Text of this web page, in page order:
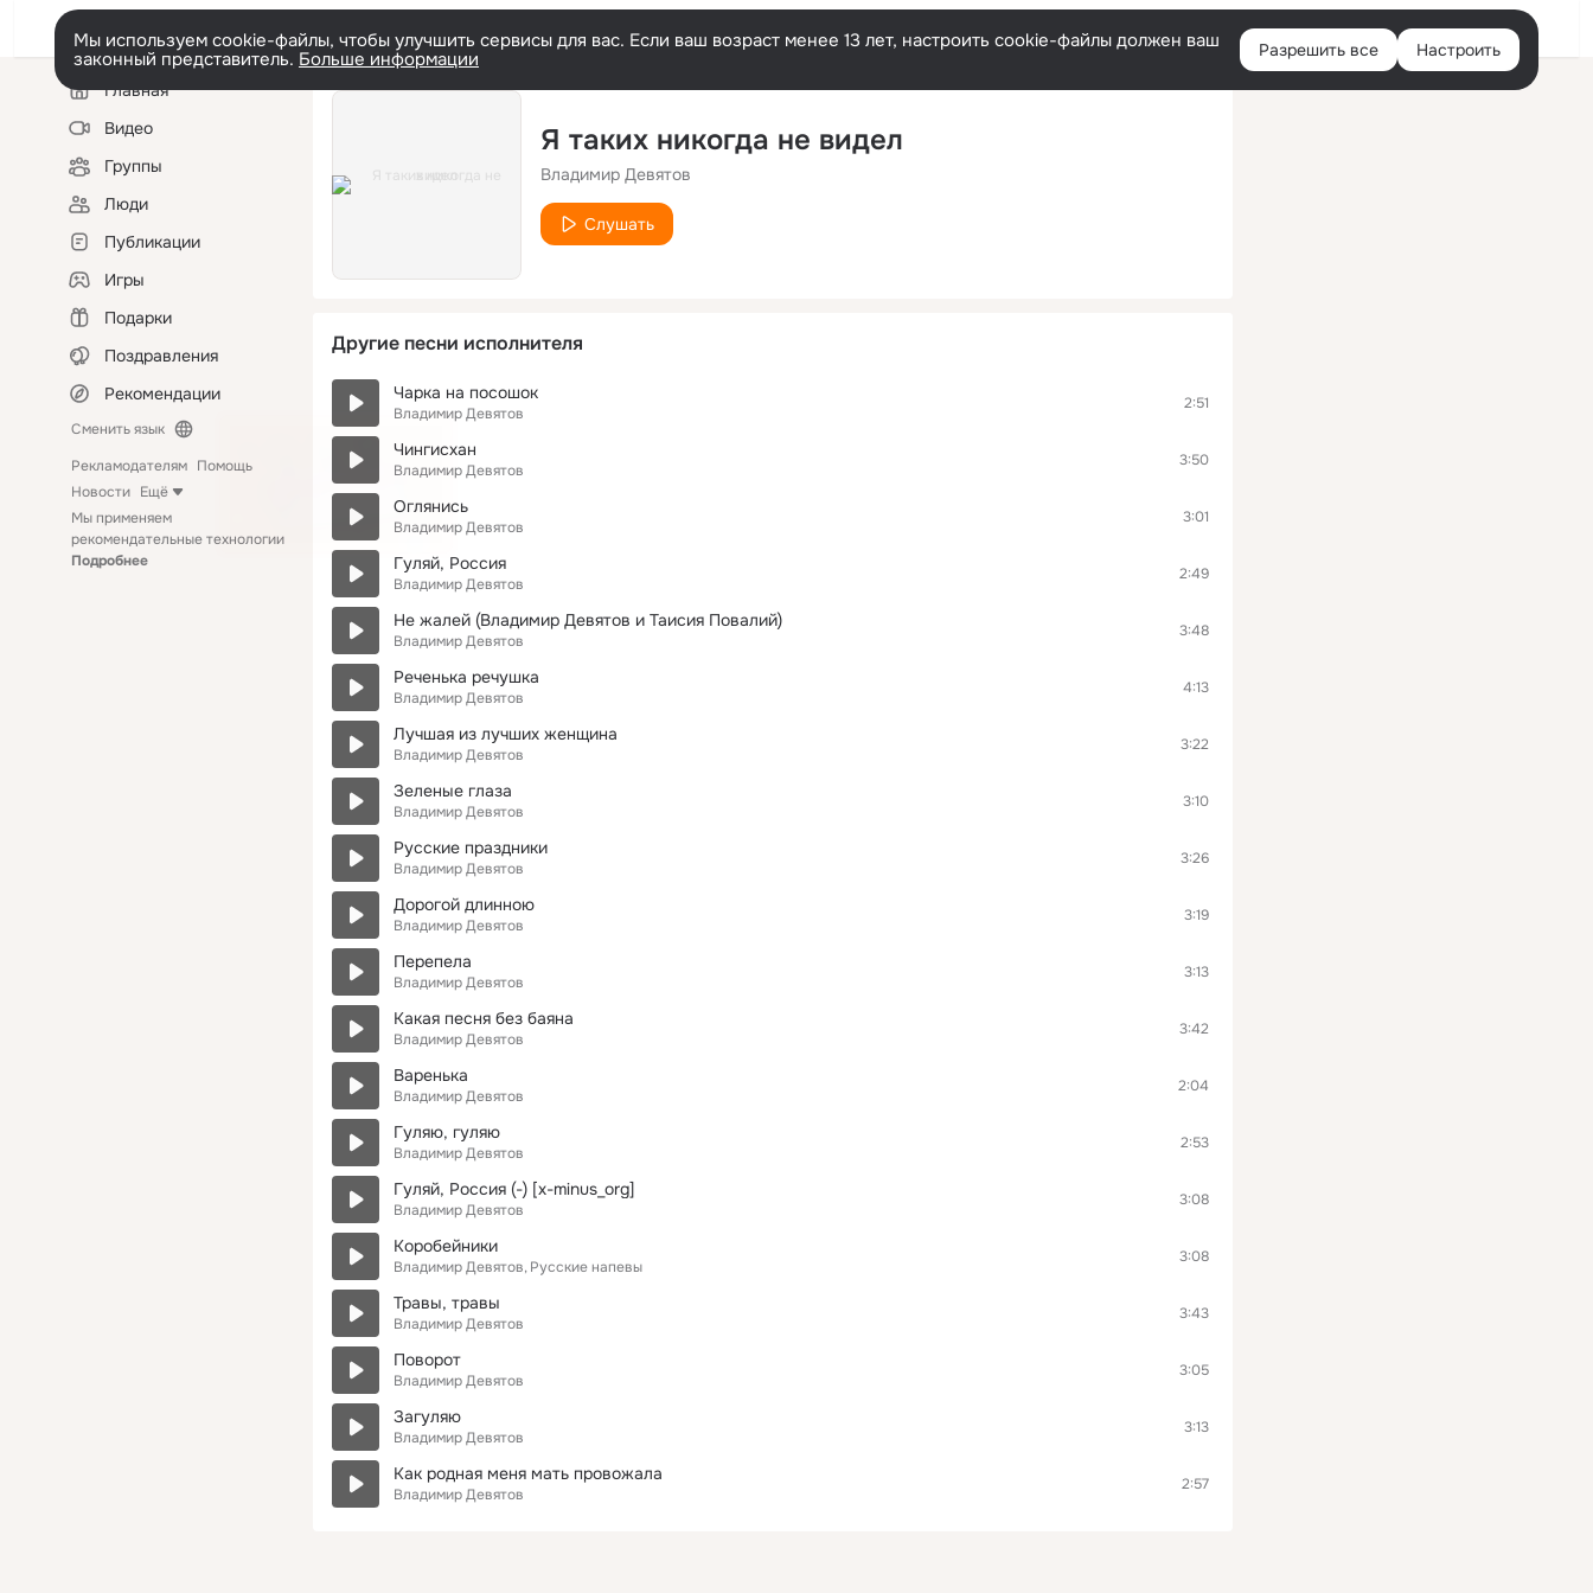
Войти
Мы используем cookie-файлы, чтобы улучшить сервисы для вас. Если ваш возраст менее 13 лет, настроить cookie-файлы должен ваш
законный представитель. Больше информации Разрешить все Настроить
Левая
колонкаГлавная
Видео
Группы
Люди
Публикации
Игры
Подарки
Поздравления
Рекомендации
Сменить язык
Рекламодателям Помощь
Новости Ещё
Мы применяем
рекомендательные технологии
Подробнее
Я таких никогда не видел
Владимир Девятов
Слушать
Другие песни исполнителя
Чарка на посошок
Владимир Девятов
2:51
Чингисхан
Владимир Девятов
3:50
Оглянись
Владимир Девятов
3:01
Гуляй, Россия
Владимир Девятов
2:49
Не жалей (Владимир Девятов и Таисия Повалий)
Владимир Девятов
3:48
Реченька речушка
Владимир Девятов
4:13
Лучшая из лучших женщина
Владимир Девятов
3:22
Зеленые глаза
Владимир Девятов
3:10
Русские праздники
Владимир Девятов
3:26
Дорогой длинною
Владимир Девятов
3:19
Перепела
Владимир Девятов
3:13
Какая песня без баяна
Владимир Девятов
3:42
Варенька
Владимир Девятов
2:04
Гуляю, гуляю
Владимир Девятов
2:53
Гуляй, Россия (-) [x-minus_org]
Владимир Девятов
3:08
Коробейники
Владимир Девятов Русские напевы
3:08
Травы, травы
Владимир Девятов
3:43
Поворот
Владимир Девятов
3:05
Загуляю
Владимир Девятов
3:13
Как родная меня мать провожала
Владимир Девятов
2:57